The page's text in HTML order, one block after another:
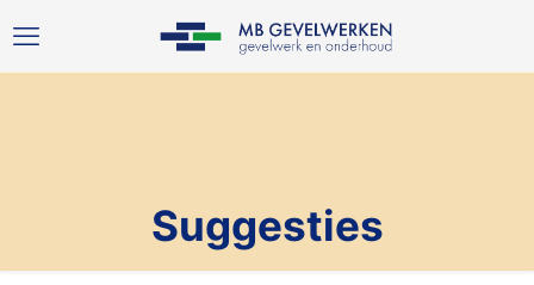
Suggesties